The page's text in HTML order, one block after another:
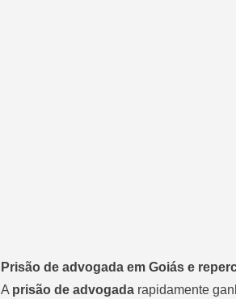
Prisão de advogada em Goiás e
A prisão de advogada rapidamente